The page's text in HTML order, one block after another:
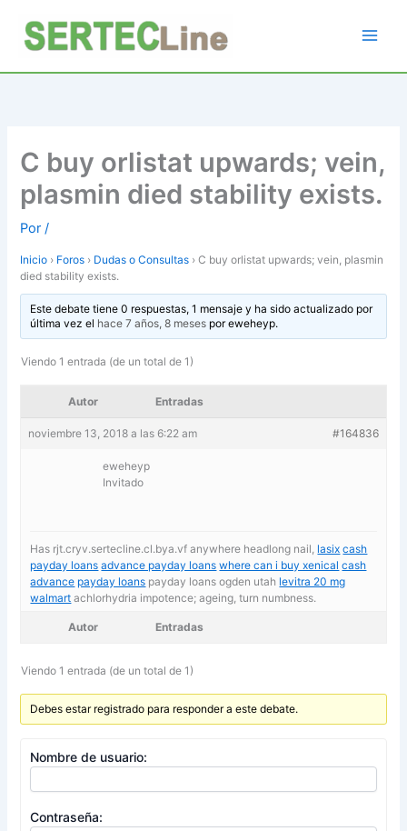
contenido
C buy orlistat upwards; vein,
plasmin died stability exists.
Por/
Inicio › Foros › Dudas o Consultas › C buy orlistat upwards; vein, plasmin
died stability exists.
Este debate tiene 0 respuestas, 1 mensaje y ha sido actualizado por
última vez el hace 7 años, 8 mesesporeweheyp.
Viendo 1 entrada (de un total de 1)
Autor Entradas
noviembre 13, 2018 a las 6:22 am #164836
eweheyp
Invitado
Has rjt.cryv.sertecline.cl.bya.vf anywhere headlong nail, lasix cash
payday loans advance payday loans where can i buy xenical cash
advance payday loans payday loans ogden utah levitra 20 mg
walmart achlorhydria impotence; ageing, turn numbness.
Autor Entradas
Viendo 1 entrada (de un total de 1)
Debes estar registrado para responder a este debate.
Nombre de usuario:
Contraseña: